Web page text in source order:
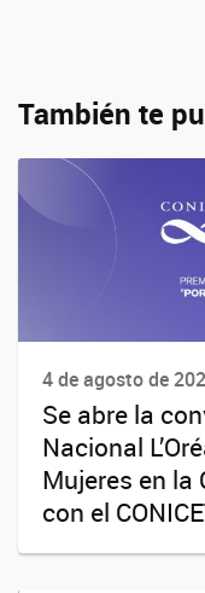
También te
4 de agosto de
Se abre la
Nacional
Mujeres en la
con el